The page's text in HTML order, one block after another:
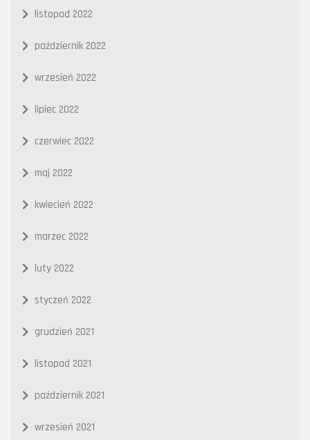
listopad 2022
październik 2022
wrzesień 2022
lipiec 2022
czerwiec 2022
maj 2022
kwiecień 2022
marzec 2022
luty 2022
styczeń 2022
grudzień 2021
listopad 2021
październik 2021
wrzesień 2021